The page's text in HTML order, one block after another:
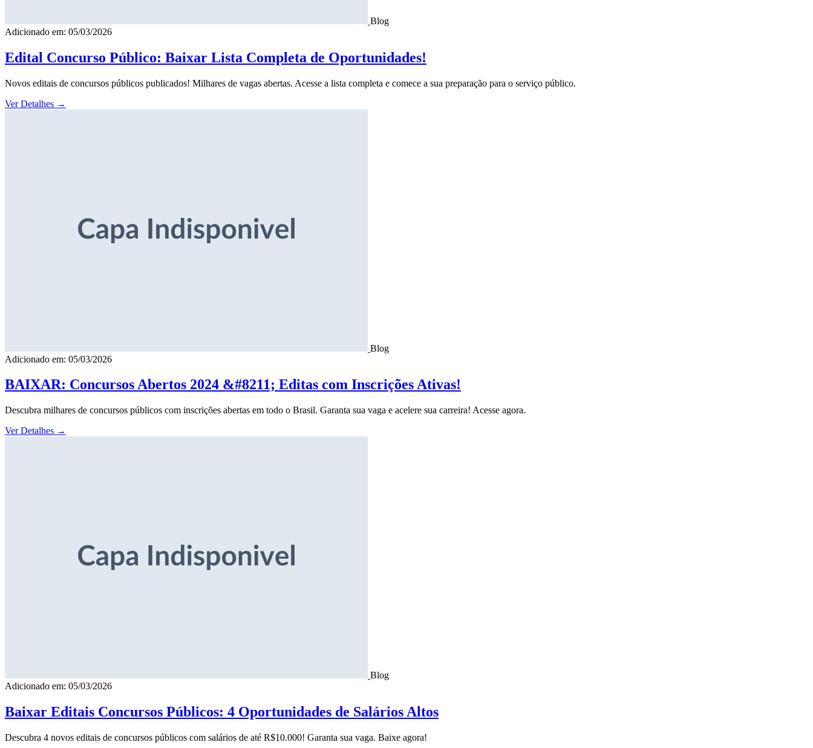
Blog
Adicionado em: 05/03/2026
Edital Concurso Público: Baixar Lista Completa de Oportunidades!
Novos editais de concursos públicos publicados! Milhares de vagas abertas. Acesse a lista completa e comece a sua preparação para o serviço público.
Ver Detalhes →
Blog
Adicionado em: 05/03/2026
BAIXAR: Concursos Abertos 2024 &#8211; Editas com Inscrições Ativas!
Descubra milhares de concursos públicos com inscrições abertas em todo o Brasil. Garanta sua vaga e acelere sua carreira! Acesse agora.
Ver Detalhes →
Blog
Adicionado em: 05/03/2026
Baixar Editais Concursos Públicos: 4 Oportunidades de Salários Altos
Descubra 4 novos editais de concursos públicos com salários de até R$10.000! Garanta sua vaga. Baixe agora!